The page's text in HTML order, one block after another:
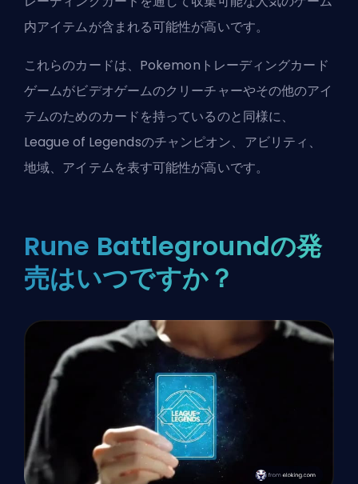
内アイテムが含まれる可能性が高いです。
これらのカードは、Pokemonトレーディングカード
ゲームがビデオゲームのクリーチャーやその他のアイ
テムのためのカードを持っているのと同様に、
League of Legendsのチャンピオン、アビリティ、
地域、アイテムを表す可能性が高いです。
Rune Battlegroundの発
売はいつですか？